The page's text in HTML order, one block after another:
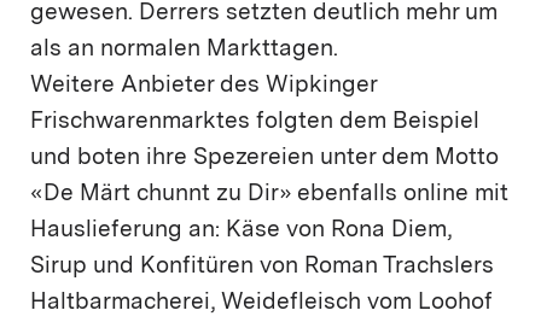
gewesen. Derrers setzten deutlich mehr um
als an normalen Markttagen.
Weitere Anbieter des Wipkinger
Frischwarenmarktes folgten dem Beispiel
und boten ihre Spezereien unter dem Motto
«De Märt chunnt zu Dir» ebenfalls online mit
Hauslieferung an: Käse von Rona Diem,
Sirup und Konfitüren von Roman Trachslers
Haltbarmacherei, Weidefleisch vom Loohof